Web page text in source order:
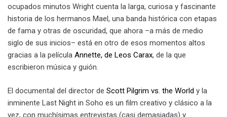
ocupados minutos Wright cuenta la larga, curiosa y fascinante
historia de los hermanos Mael, una banda histórica con etapas
de fama y otras de oscuridad, que ahora –a más de medio
siglo de sus inicios– está en otro de esos momentos altos
gracias a la película Annette, de Leos Carax, de la que
escribieron música y guión.
El documental del director de Scott Pilgrim vs. the World y la
inminente Last Night in Soho es un film creativo y clásico a la
vez, con muchísimas entrevistas (casi demasiadas) y